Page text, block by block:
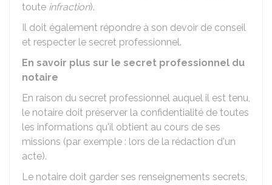
toute infraction).
Il doit également répondre à son devoir de conseil
et respecter le secret professionnel.
En savoir plus sur le secret professionnel du
notaire
En raison du secret professionnel auquel il est tenu,
le notaire doit préserver la confidentialité de toutes
les informations qu'il obtient au cours de ses
missions (par exemple : lors de la rédaction d'un
acte).
Le notaire doit garder ses renseignements secrets,